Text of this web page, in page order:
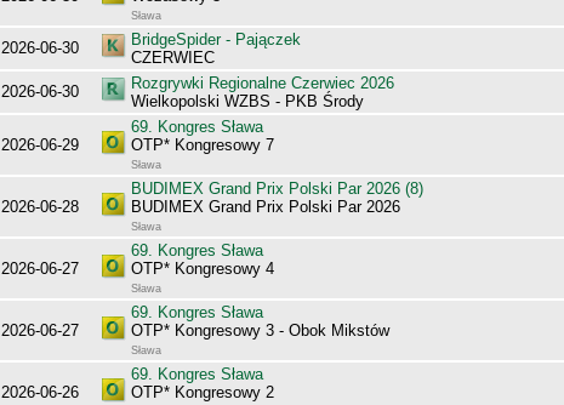
Sława
2026-06-30
BridgeSpider - Pajączek
CZERWIEC
2026-06-30
Rozgrywki Regionalne Czerwiec 2026
Wielkopolski WZBS - PKB Środy
2026-06-29
69. Kongres Sława
OTP* Kongresowy 7
Sława
2026-06-28
BUDIMEX Grand Prix Polski Par 2026 (8)
BUDIMEX Grand Prix Polski Par 2026
Sława
2026-06-27
69. Kongres Sława
OTP* Kongresowy 4
Sława
2026-06-27
69. Kongres Sława
OTP* Kongresowy 3 - Obok Mikstów
Sława
2026-06-26
69. Kongres Sława
OTP* Kongresowy 2